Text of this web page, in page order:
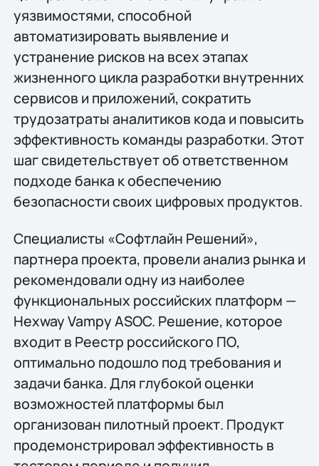
уязвимостями, способной
автоматизировать выявление и
устранение рисков на всех этапах
жизненного цикла разработки внутренних
сервисов и приложений, сократить
трудозатраты аналитиков кода и повысить
эффективность команды разработки. Этот
шаг свидетельствует об ответственном
подходе банка к обеспечению
безопасности своих цифровых продуктов.
Специалисты «Софтлайн Решений»,
партнера проекта, провели анализ рынка и
рекомендовали одну из наиболее
функциональных российских платформ —
Hexway Vampy ASOC. Решение, которое
входит в Реестр российского ПО,
оптимально подошло под требования и
задачи банка. Для глубокой оценки
возможностей платформы был
организован пилотный проект. Продукт
продемонстрировал эффективность в